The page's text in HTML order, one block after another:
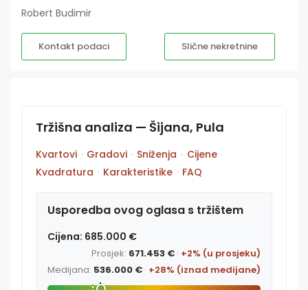
Robert Budimir
Kontakt podaci Slične nekretnine
Tržišna analiza — Šijana, Pula
Kvartovi · Gradovi · Sniženja · Cijene ·
Kvadratura · Karakteristike · FAQ
Usporedba ovog oglasa s tržištem
Cijena: 685.000 €
Prosjek: 671.453 € · +2% (u prosjeku)
Medijana: 536.000 € · +28% (iznad medijane)